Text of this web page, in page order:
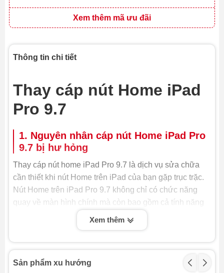
Xem thêm mã ưu đãi
Thông tin chi tiết
Thay cáp nút Home iPad
Pro 9.7
1. Nguyên nhân cáp nút Home iPad Pro
9.7 bị hư hỏng
Thay cáp nút home iPad Pro 9.7 là dịch vụ sửa chữa
cần thiết khi nút Home trên iPad của bạn gặp trục trặc.
Nút Home trên iPad Pro 9.7 không chỉ có chức năng
quay về màn hình chính mà còn bao gồm cả tính năng
cảm biến vân tay Touch ID. Khi cáp kết nối của nút
Home bị đứt, hỏng do va đập, ẩm ướt hoặc sử dụng lâu
nhiều bất tiện cho người dùng.
Xem thêm
Sản phẩm xu hướng